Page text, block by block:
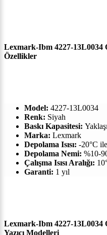
Lexmark-Ibm 4227-13L0034
Özellikler
Model: 4227-13L0034
Renk: Siyah
Baskı Kapasitesi:
Marka: Lexmark
Depolama Isısı: -20°C
Depolama Nemi: %10-
Çalışma Isısı Aralığı:
Garanti: 1 yıl
Lexmark-Ibm 4227-13L0034
Yazıcı Modelleri